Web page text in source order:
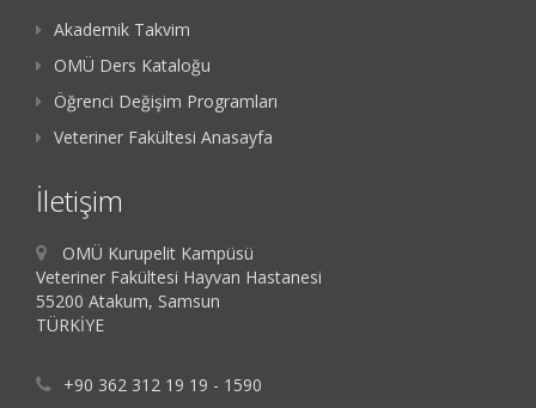
Akademik Takvim
OMÜ Ders Kataloğu
Öğrenci Değişim Programları
Veteriner Fakültesi Anasayfa
İletişim
OMÜ Kurupelit Kampüsü
Veteriner Fakültesi Hayvan Hastanesi
55200 Atakum, Samsun
TÜRKİYE
+90 362 312 19 19 - 1590